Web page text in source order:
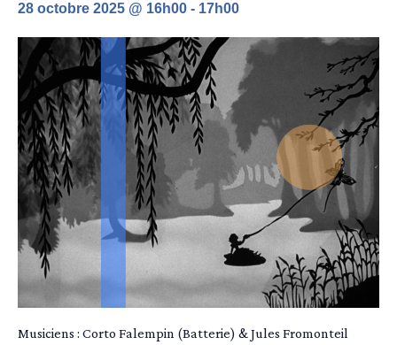
28 octobre 2025 @ 16h00 - 17h00
Musiciens : Corto Falempin (Batterie) & Jules Fromonteil